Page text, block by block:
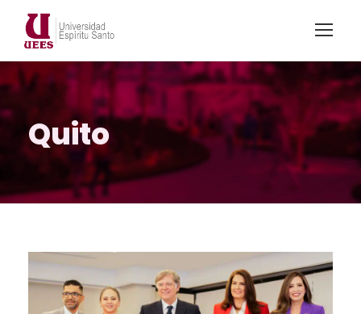
Quito